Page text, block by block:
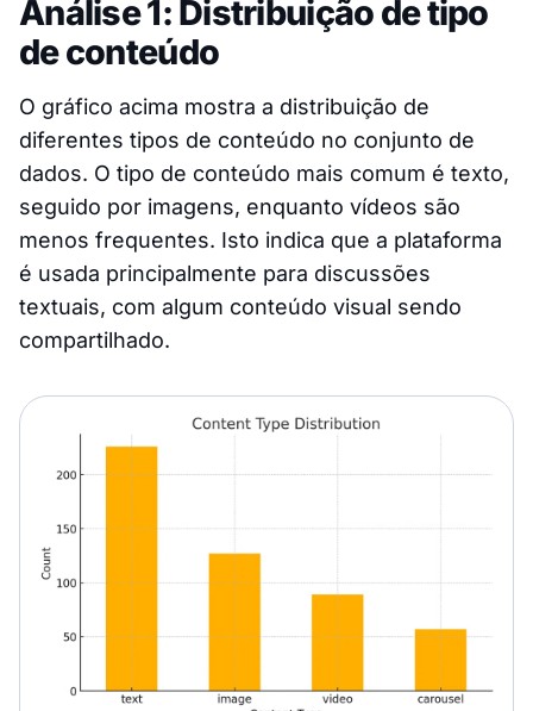
Análise 1: Distribuição de tipo
de conteúdo
O gráfico acima mostra a distribuição de
diferentes tipos de conteúdo no conjunto de
dados. O tipo de conteúdo mais comum é texto,
seguido por imagens, enquanto vídeos são
menos frequentes. Isto indica que a plataforma
é usada principalmente para discussões
textuais, com algum conteúdo visual sendo
compartilhado.